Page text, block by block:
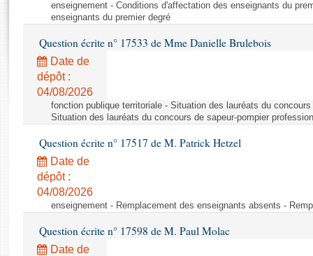
Rapports législatifs
Rapports sur l'application des lois
Baromètre de l’application des lois
Dossiers législatifs
Budget et sécurité sociale
Questions écrites et orales
Comptes rendus des débats
Anciennes législatures
enseignement - Conditions d'affectation des enseignants du
enseignants du premier degré
Question écrite n° 17533 de Mme Danielle Brulebois
Date de
dépôt :
04/08/2026
fonction publique territoriale - Situation des lauréats du
Situation des lauréats du concours de sapeur-pompier
Question écrite n° 17517 de M. Patrick Hetzel
Date de
dépôt :
04/08/2026
enseignement - Remplacement des enseignants absents -
Question écrite n° 17598 de M. Paul Molac
Date de